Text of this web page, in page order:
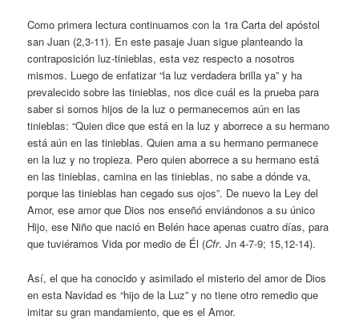
Como primera lectura continuamos con la 1ra Carta del apóstol
san Juan (2,3-11). En este pasaje Juan sigue planteando la
contraposición luz-tinieblas, esta vez respecto a nosotros
mismos. Luego de enfatizar “la luz verdadera brilla ya” y ha
prevalecido sobre las tinieblas, nos dice cuál es la prueba para
saber si somos hijos de la luz o permanecemos aún en las
tinieblas: “Quien dice que está en la luz y aborrece a su hermano
está aún en las tinieblas. Quien ama a su hermano permanece
en la luz y no tropieza. Pero quien aborrece a su hermano está
en las tinieblas, camina en las tinieblas, no sabe a dónde va,
porque las tinieblas han cegado sus ojos”. De nuevo la Ley del
Amor, ese amor que Dios nos enseñó enviándonos a su único
Hijo, ese Niño que nació en Belén hace apenas cuatro días, para
que tuviéramos Vida por medio de Él (Cfr. Jn 4-7-9; 15,12-14).
Así, el que ha conocido y asimilado el misterio del amor de Dios
en esta Navidad es “hijo de la Luz” y no tiene otro remedio que
imitar su gran mandamiento, que es el Amor.